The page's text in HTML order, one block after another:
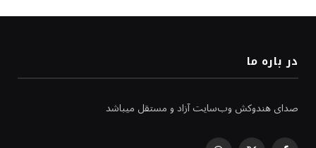
در باره ما
صدای هندوکش وب‌سایت آزاد و مستقل میباشد